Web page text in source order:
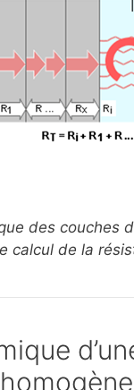
des couches
calcul de la